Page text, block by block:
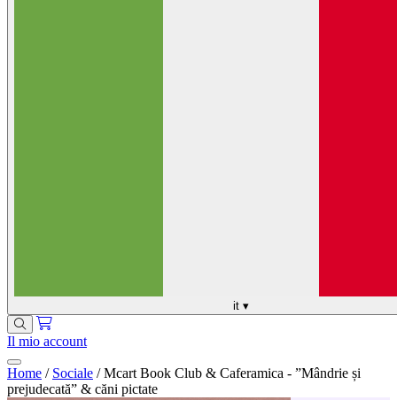
it ▾
Il mio account
Home / Sociale / Mcart Book Club & Caferamica - ”Mândrie și
prejudecată” & căni pictate